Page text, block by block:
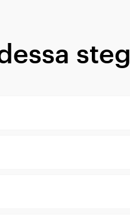
steg